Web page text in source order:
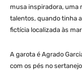
musa inspiradora, uma
talentos, quando tinha
fictícia localizada às
A garota é Agrado
com os pés no